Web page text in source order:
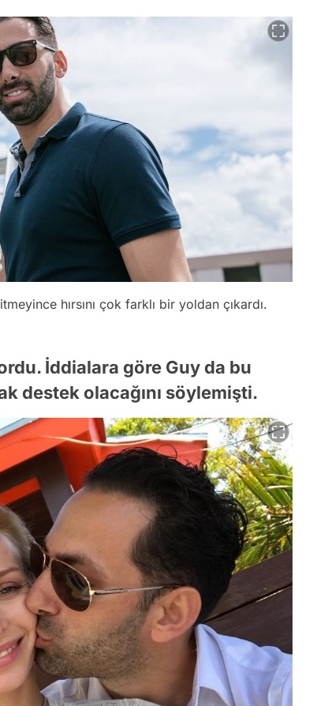
hırsını çok farklı bir yoldan çıkardı.
İddialara göre Guy da bu
destek olacağını söylemişti.